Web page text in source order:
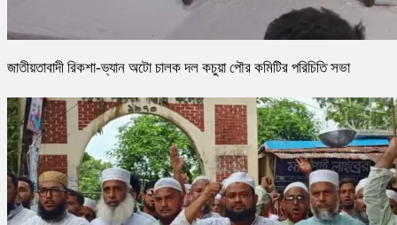
জাতীয়তাবাদী রিকশা-ভ্যান অটো চালক দল কচুয়া পৌর কমিটির পরিচিতি সভা